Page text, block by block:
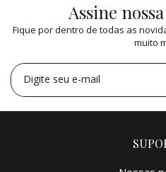
deR$ 9.300,00=R$
3x deR$ 6.199,38 =R$
R$ 3.720,00
Assine
Fique por dentro de todas as
muito
Digite seu e-mail